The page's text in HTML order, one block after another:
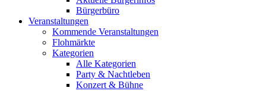
Bürgerbüro
Veranstaltungen
Kommende Veranstaltungen
Flohmärkte
Kategorien
Alle Kategorien
Party & Nachtleben
Konzert & Bühne